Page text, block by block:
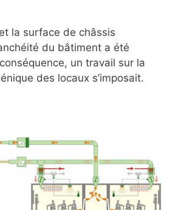
la surface de châssis
du bâtiment a été
un travail sur la
des locaux s’imposait.